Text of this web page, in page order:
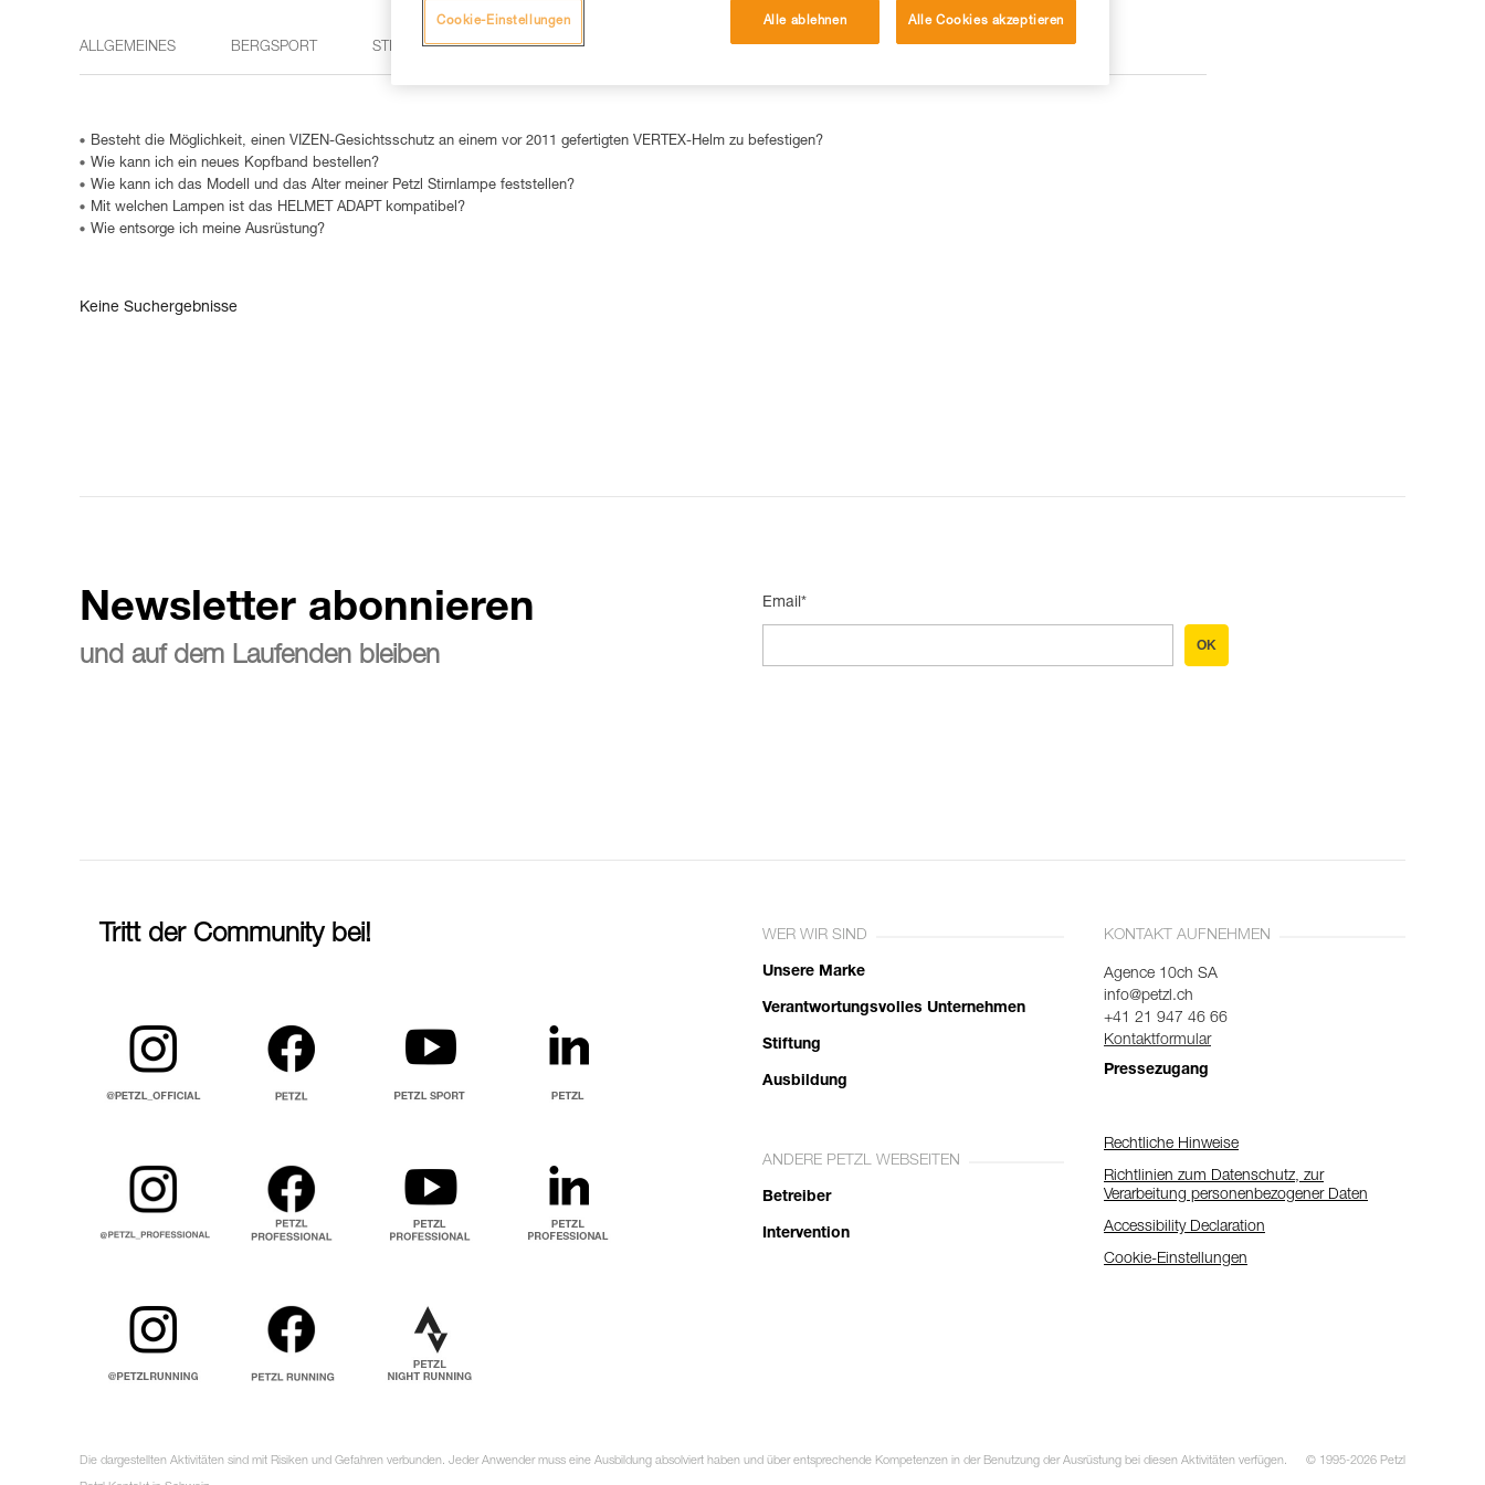
ALLGEMEINES BERGSPORT STIRNLAMPEN DIE 15 AM HÄUFIGSTEN NACHGESCHLAGENEN ANTWORTEN KONTAKT
Besteht die Möglichkeit, einen VIZEN-Gesichtsschutz an einem vor 2011 gefertigten VERTEX-Helm zu befestigen?
Wie kann ich ein neues Kopfband bestellen?
Wie kann ich das Modell und das Alter meiner Petzl Stirnlampe feststellen?
Mit welchen Lampen ist das HELMET ADAPT kompatibel?
Wie entsorge ich meine Ausrüstung?
Keine Suchergebnisse
Newsletter abonnieren
und auf dem Laufenden bleiben
Email*
OK
Tritt der Community bei! WER WIR SIND
Unsere Marke
Verantwortungsvolles Unternehmen
Stiftung
Ausbildung
ANDERE PETZL WEBSEITEN
Betreiber
Intervention
KONTAKT AUFNEHMEN
Agence 10ch SA
info@petzl.ch
+41 21 947 46 66
Kontaktformular
Pressezugang
Rechtliche Hinweise
Richtlinien zum Datenschutz, zur
Verarbeitung personenbezogener Daten
Accessibility Declaration
Cookie-Einstellungen
Die dargestellten Aktivitäten sind mit Risiken und Gefahren verbunden. Jeder Anwender muss eine Ausbildung absolviert haben und über entsprechende Kompetenzen in der Benutzung der Ausrüstung bei diesen Aktivitäten verfügen. © 1995-2026 Petzl
Alle ablehnen Alle Cookies akzeptieren
Cookie-Einstellungen